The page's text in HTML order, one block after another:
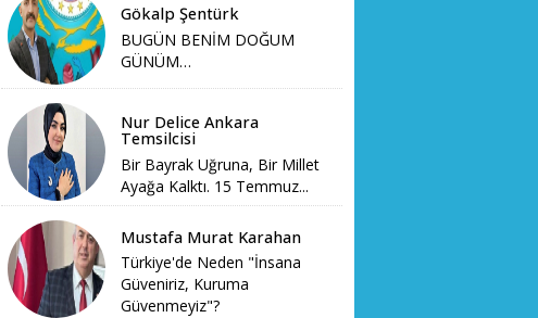
Gökalp Şentürk
BUGÜN BENİM DOĞUM
GÜNÜM…
Nur Delice Ankara
Temsilcisi
Bir Bayrak Uğruna, Bir Millet
Ayağa Kalktı. 15 Temmuz...
Mustafa Murat Karahan
Türkiye'de Neden "İnsana
Güveniriz, Kuruma
Güvenmeyiz"?